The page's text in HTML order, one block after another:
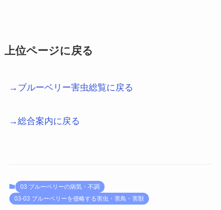
上位ページに戻る
→ブルーベリー害虫総覧に戻る
→総合案内に戻る
03 ブルーベリーの病気・不調
03-03 ブルーベリーを侵略する害虫・害鳥・害獣